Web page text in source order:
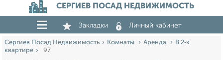
СЕРГИЕВ ПОСАД НЕДВИЖИМОСТЬ
Закладки Личный кабинет
Сергиев Посад Недвижимость Комнаты Аренда
В 2‑к
квартире
97